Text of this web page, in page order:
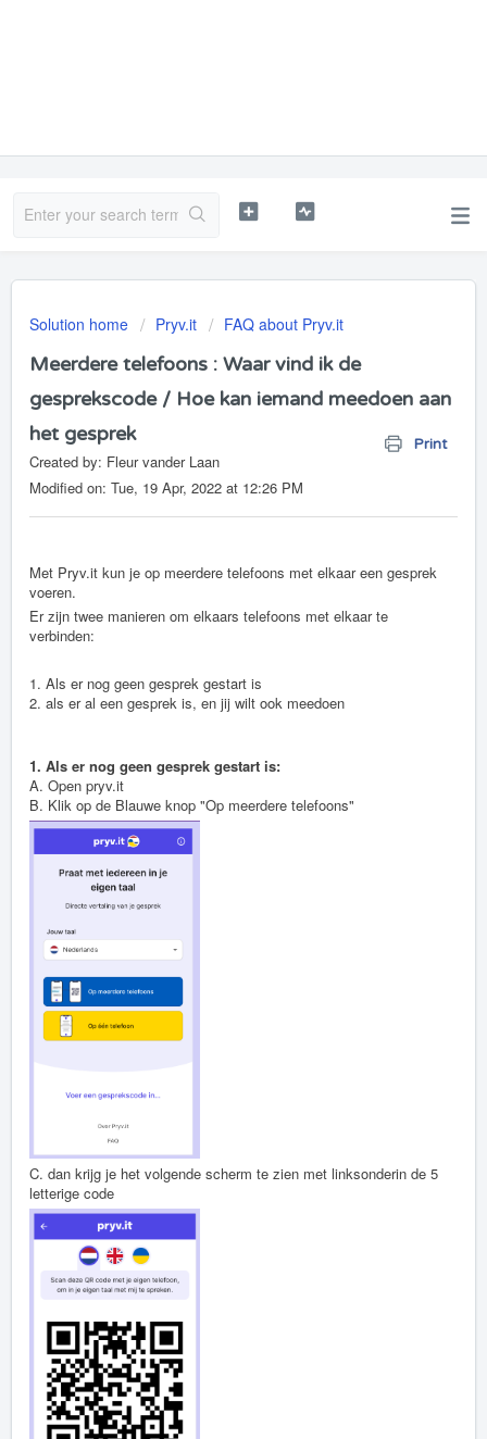
Solution home Pryv.it FAQ about Pryv.it
Meerdere telefoons : Waar vind ik de
gesprekscode / Hoe kan iemand meedoen aan
het gesprek
Print
Created by: Fleur vander Laan
Modified on: Tue, 19 Apr, 2022 at 12:26 PM
Met Pryv.it kun je op meerdere telefoons met elkaar een gesprek
voeren.
Er zijn twee manieren om elkaars telefoons met elkaar te
verbinden:
1. Als er nog geen gesprek gestart is
2. als er al een gesprek is, en jij wilt ook meedoen
1. Als er nog geen gesprek gestart is:
A. Open pryv.it
B. Klik op de Blauwe knop "Op meerdere telefoons"
C. dan krijg je het volgende scherm te zien met linksonderin de 5
letterige code